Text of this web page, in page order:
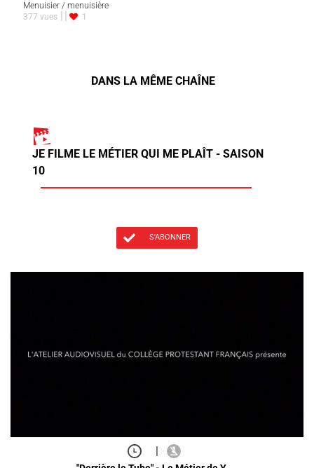
Menuisier / menuisière
377 vues
1
DANS LA MÊME CHAÎNE
JE FILME LE MÉTIER QUI ME PLAÎT - SAISON
10
S'ABONNER
|